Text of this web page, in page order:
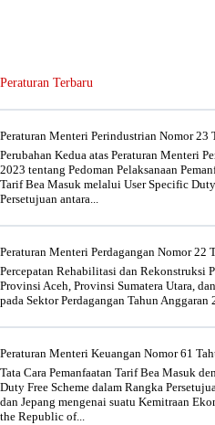
Peraturan Terbaru
Peraturan Menteri Perindustrian Nomor 23
Perubahan Kedua atas Peraturan Menteri
2023 tentang Pedoman Pelaksanaan
Tarif Bea Masuk melalui User Specific
Persetujuan antara...
Peraturan Menteri Perdagangan Nomor 22
Percepatan Rehabilitasi dan Rekonstruksi
Provinsi Aceh, Provinsi Sumatera Utara,
pada Sektor Perdagangan Tahun Anggaran
Peraturan Menteri Keuangan Nomor 61
Tata Cara Pemanfaatan Tarif Bea Masuk
Duty Free Scheme dalam Rangka
dan Jepang mengenai suatu Kemitraan
the Republic of...